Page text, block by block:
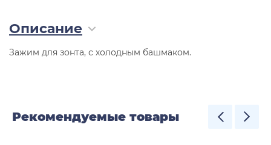
Описание
Зажим для зонта, с холодным башмаком.
Рекомендуемые товары